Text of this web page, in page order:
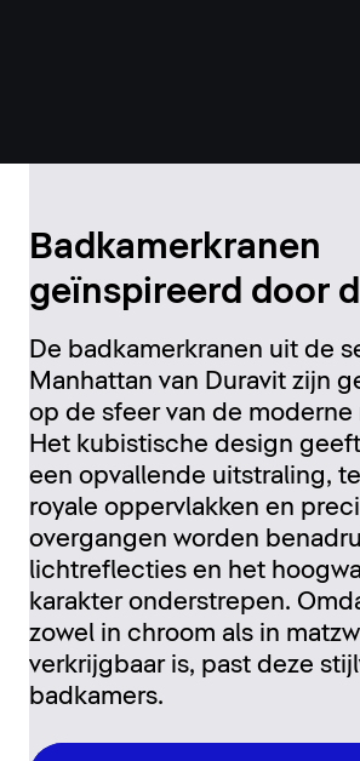
Badkamerkranen
geïnspireerd door
De badkamerkranen uit de
Manhattan van Duravit zijn
op de sfeer van de moderne
Het kubistische design
een opvallende uitstraling,
royale oppervlakken en
overgangen worden
lichtreflecties en het
karakter onderstrepen.
zowel in chroom als in
verkrijgbaar is, past deze
badkamers.